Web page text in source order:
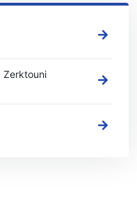
Zerktouni